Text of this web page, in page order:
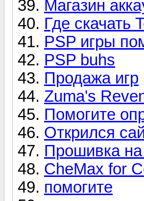
Магазин
Где скачать
PSP игры
PSP buhs
Продажа игр
Zuma's
Помогите
Открился
Прошивка
CheMax for
помогите